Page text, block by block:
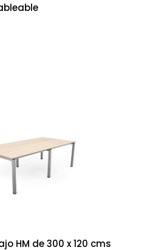
HM de 300 x 120 cms